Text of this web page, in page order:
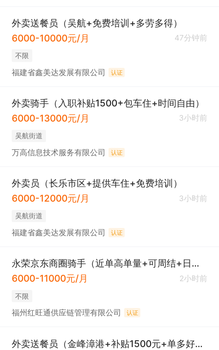
外卖送餐员（吴航+免费培训+多劳多得）
6000-10000元/月
47分钟前
不限
福建省鑫美达发展有限公司 认证
外卖骑手（入职补贴1500+包车住+时间自由）
6000-13000元/月
3小时前
吴航街道
万高信息技术服务有限公司 认证
外卖员（长乐市区+提供车住+免费培训）
6000-12000元/月
3小时前
吴航街道
福建省鑫美达发展有限公司 认证
永荣京东商圈骑手（近单高单量+可周结+日入300起）
6000-11000元/月
2小时前
不限
福州红旺通供应链管理有限公司 认证
外卖送餐员（金峰漳港+补贴1500元+单多好送）